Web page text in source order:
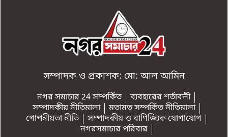
সম্পাদক ও প্রকাশক: মো: আল আমিন
নগর সমাচার 24 সম্পর্কিত
ব্যবহারের শর্তাবলী
সম্পাদকীয় নীতিমালা
মতামত সম্পর্কিত নীতিমালা
গোপনীয়তা নীতি
সম্পাদকীয় ও বাণিজ্যিক যোগাযোগ
নগরসমাচার পরিবার